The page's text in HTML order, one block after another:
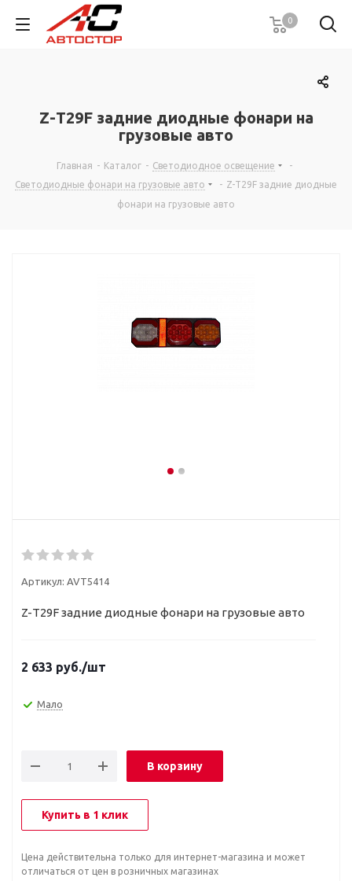
0
Z-Т29F задние диодные фонари на
грузовые авто
Главная - Каталог - Светодиодное освещение
-
Светодиодные фонари на грузовые авто
- Z-Т29F задние диодные
фонари на грузовые авто
Артикул: AVT5414
Z-Т29F задние диодные фонари на грузовые авто
2 633 руб./шт
Мало
В корзину
Купить в 1 клик
Цена действительна только для интернет-магазина и может
отличаться от цен в розничных магазинах